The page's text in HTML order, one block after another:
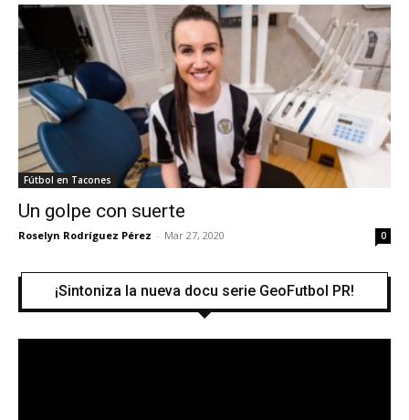
Fútbol en Tacones
Un golpe con suerte
Roselyn Rodríguez Pérez - Mar 27, 2020 0
¡Sintoniza la nueva docu serie GeoFutbol PR!